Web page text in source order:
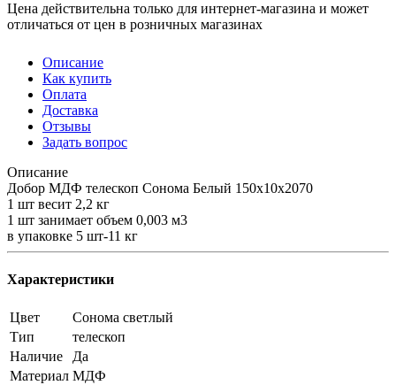
Цена действительна только для интернет-магазина и может
отличаться от цен в розничных магазинах
Описание
Как купить
Оплата
Доставка
Отзывы
Задать вопрос
Описание
Добор МДФ телескоп Сонома Белый 150х10х2070
1 шт весит 2,2 кг
1 шт занимает объем 0,003 м3
в упаковке 5 шт-11 кг
Характеристики
Цвет
Сонома светлый
Тип
телескоп
Наличие
Да
Материал МДФ